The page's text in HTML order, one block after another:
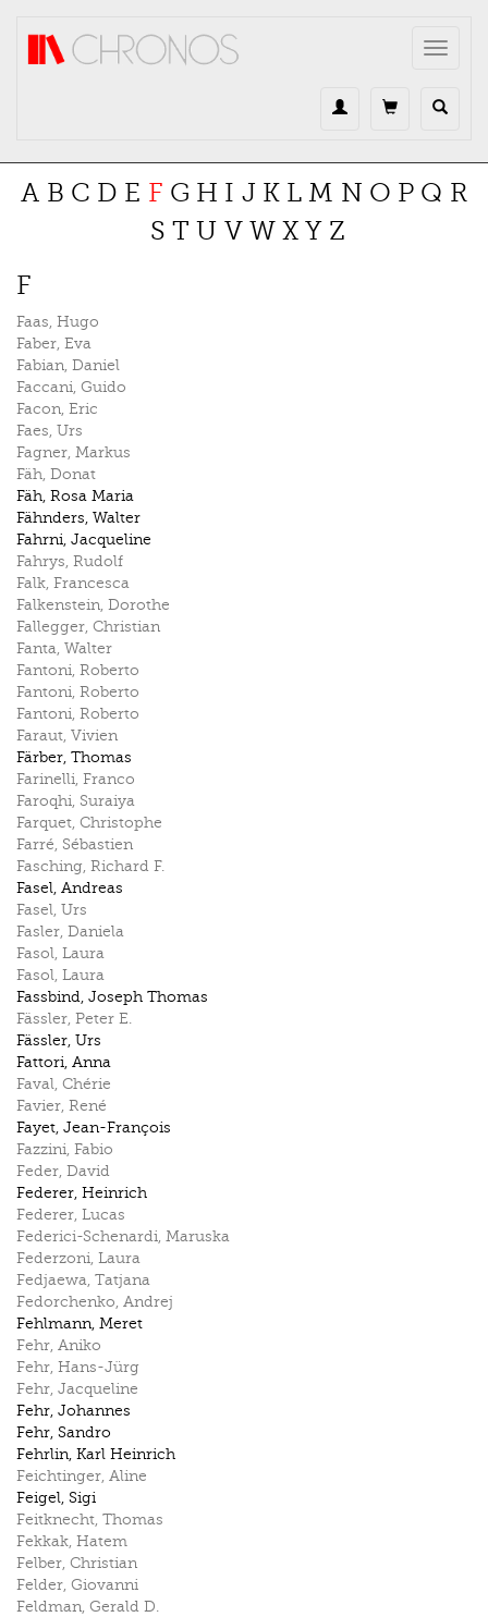
Toggle
A B C D E F G H I J K L M N O P Q R
S T U V W X Y Z
F
Faas, Hugo
Faber, Eva
Fabian, Daniel
Faccani, Guido
Facon, Eric
Faes, Urs
Fagner, Markus
Fäh, Donat
Fäh, Rosa Maria
Fähnders, Walter
Fahrni, Jacqueline
Fahrys, Rudolf
Falk, Francesca
Falkenstein, Dorothe
Fallegger, Christian
Fanta, Walter
Fantoni, Roberto
Fantoni, Roberto
Fantoni, Roberto
Faraut, Vivien
Färber, Thomas
Farinelli, Franco
Faroqhi, Suraiya
Farquet, Christophe
Farré, Sébastien
Fasching, Richard F.
Fasel, Andreas
Fasel, Urs
Fasler, Daniela
Fasol, Laura
Fasol, Laura
Fassbind, Joseph Thomas
Fässler, Peter E.
Fässler, Urs
Fattori, Anna
Faval, Chérie
Favier, René
Fayet, Jean-François
Fazzini, Fabio
Feder, David
Federer, Heinrich
Federer, Lucas
Federici-Schenardi, Maruska
Federzoni, Laura
Fedjaewa, Tatjana
Fedorchenko, Andrej
Fehlmann, Meret
Fehr, Aniko
Fehr, Hans-Jürg
Fehr, Jacqueline
Fehr, Johannes
Fehr, Sandro
Fehrlin, Karl Heinrich
Feichtinger, Aline
Feigel, Sigi
Feitknecht, Thomas
Fekkak, Hatem
Felber, Christian
Felder, Giovanni
Feldman, Gerald D.